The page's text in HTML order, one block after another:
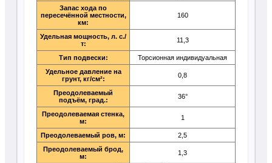
Запас хода по
пересечённой местности,
км:
160
Удельная мощность, л. с./
т:
11,3
Тип подвески:
Торсионная индивидуальная
Удельное давление на
грунт, кг/см²:
0,8
Преодолеваемый
подъём, град.:
36°
Преодолеваемая стенка,
м:
1
Преодолеваемый ров, м:
2,5
Преодолеваемый брод,
м:
1,3